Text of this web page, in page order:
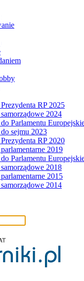
RP 2025
2024
Parlamentu
sejmu 2023
RP 2020
2019
Parlamentu
2018
2015
2014